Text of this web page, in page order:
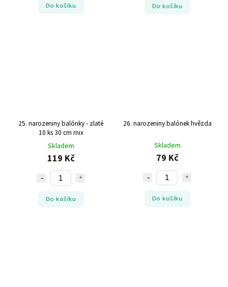
Do košíku Do košíku
25. narozeniny balónky - zlaté
10 ks 30 cm mix
Skladem
119 Kč
Do košíku
26. narozeniny balónek hvězda
Skladem
79 Kč
Do košíku